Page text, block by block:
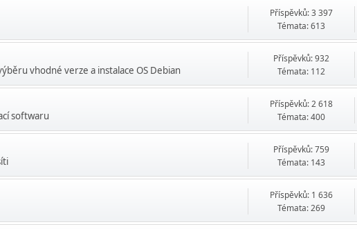
Příspěvků: 3 397
Témata: 613
vhodné verze a instalace OS Debian
Příspěvků: 932
Témata: 112
softwaru
Příspěvků: 2 618
Témata: 400
Příspěvků: 759
Témata: 143
Příspěvků: 1 636
Témata: 269